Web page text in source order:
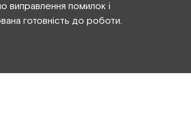
виправлення помилок і
готовність до роботи.